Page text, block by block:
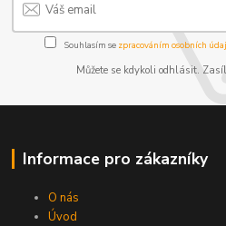
Souhlasím se zpracováním osobních
Můžete se kdykoli odhlásit.
Informace pro zákazníky
O nás
Úvod